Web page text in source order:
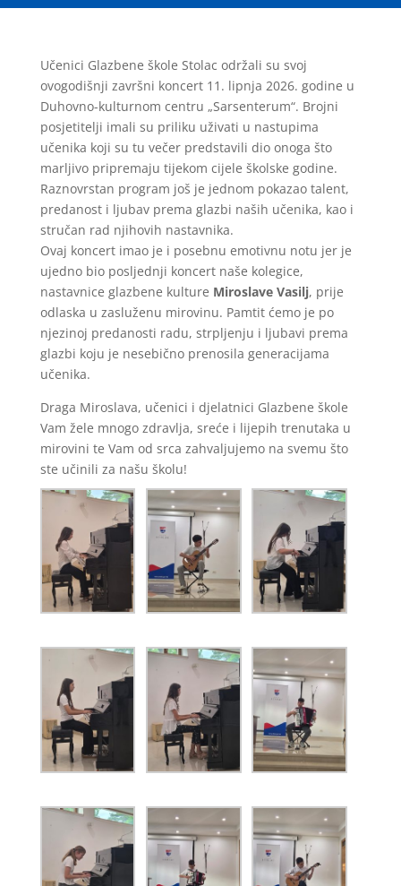
Učenici Glazbene škole Stolac održali su svoj
ovogodišnji završni koncert 11. lipnja 2026. godine u
Duhovno-kulturnom centru „Sarsenterum“. Brojni
posjetitelji imali su priliku uživati u nastupima
učenika koji su tu večer predstavili dio onoga što
marljivo pripremaju tijekom cijele školske godine.
Raznovrstan program još je jednom pokazao talent,
predanost i ljubav prema glazbi naših učenika, kao i
stručan rad njihovih nastavnika.
Ovaj koncert imao je i posebnu emotivnu notu jer je
ujedno bio posljednji koncert naše kolegice,
nastavnice glazbene kulture Miroslave Vasilj, prije
odlaska u zasluženu mirovinu. Pamtit ćemo je po
njezinoj predanosti radu, strpljenju i ljubavi prema
glazbi koju je nesebično prenosila generacijama
učenika.
Draga Miroslava, učenici i djelatnici Glazbene škole
Vam žele mnogo zdravlja, sreće i lijepih trenutaka u
mirovini te Vam od srca zahvaljujemo na svemu što
ste učinili za našu školu!